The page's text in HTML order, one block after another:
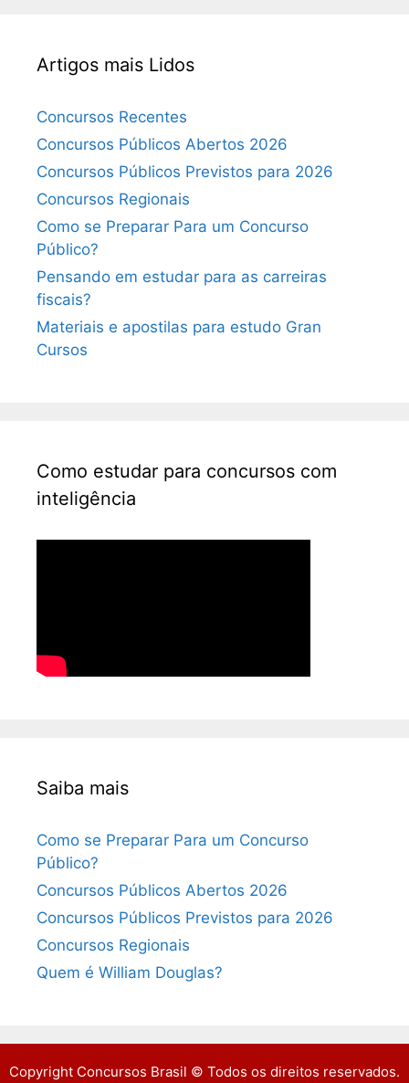
Artigos mais Lidos
Concursos Recentes
Concursos Públicos Abertos 2026
Concursos Públicos Previstos para 2026
Concursos Regionais
Como se Preparar Para um Concurso
Público?
Pensando em estudar para as carreiras
fiscais?
Materiais e apostilas para estudo Gran
Cursos
Como estudar para concursos com
inteligência
Saiba mais
Como se Preparar Para um Concurso
Público?
Concursos Públicos Abertos 2026
Concursos Públicos Previstos para 2026
Concursos Regionais
Quem é William Douglas?
Copyright Concursos Brasil © Todos os direitos reservados.